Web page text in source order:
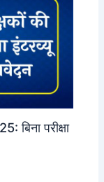
परीक्षा